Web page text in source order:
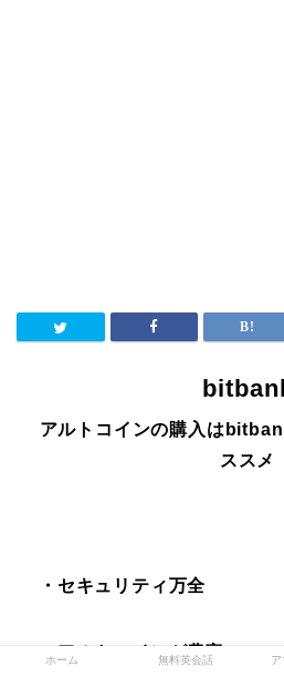
アルトコインの購入は
ススメ
・セキュリティ万全
・アルトコインが豊富
ホーム 無料英会話